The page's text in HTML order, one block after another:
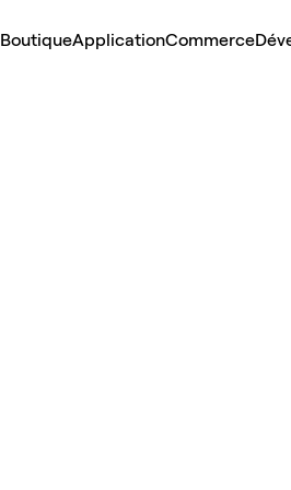
BoutiqueApplicationCommerce